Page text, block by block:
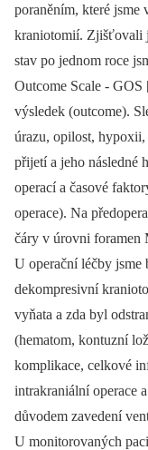
poraněním, které jsme
kraniotomií. Zjišťovali
stav po jednom roce
Outcome Scale -⁠
výsledek (outcome).
úrazu, opilost,
přijetí a jeho následné
operací a časové
operace). Na
čáry v úrovni foramen
U operační léčby jsme
dekompresivní
vyňata a zda byl
(hematom, kontuzní
komplikace, celkové
intrakraniální operace
důvodem zavedení
U monitorovaných